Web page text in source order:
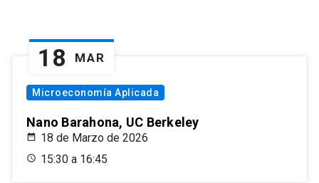
18 MAR
Microeconomía Aplicada
Nano Barahona, UC Berkeley
18 de Marzo de 2026
15:30 a 16:45